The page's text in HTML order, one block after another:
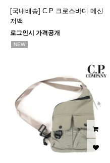
[국내배송] C.P 크로스바디 메신
저백
로그인시 가격공개
NEW